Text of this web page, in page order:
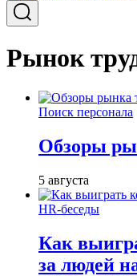
Рынок
Поиск персонала
Обзоры
5 августа
HR-беседы
Как
за людей